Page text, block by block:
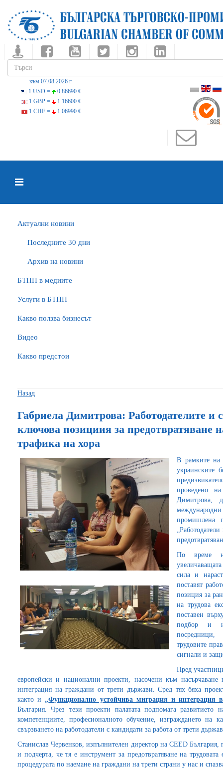
към 07.08.2026 г.
1 USD =
0.86690 €
1 GBP =
1.16600 €
1 CHF =
1.06990 €
Актуални новини
Последните 30 дни
Архив на новини
БTПП в медиите
Услуги в БТПП
Какво ползва бизнесът
Видео
Какво предстои
Назад
Габриела Димитрова: Работодателите и
ключова позициия за предотвратяване
трафика на хора
В рамките на
украинските
проведено
Димитрова,
промишлена
По време
сила и
поставят
позиция за
на трудова
поставен
подбор и
посредници,
трудовите
сигнали и
Пред
европейски и национални проекти, насочени към насърчаване
интеграция на граждани от трети държави. Сред тях бяха
както и„Функционално устойчива миграция и интеграция
България. Чрез тези проекти палатата подпомага
компетенциите, професионалното обучение, изграждането на
свързването на работодатели с кандидати за работа от трети
Станислав Червенков, изпълнителен директор на CEED
и подчерта, че тя е инструмент за предотвратяване на
процедурата по наемане на граждани на трети страни у нас и